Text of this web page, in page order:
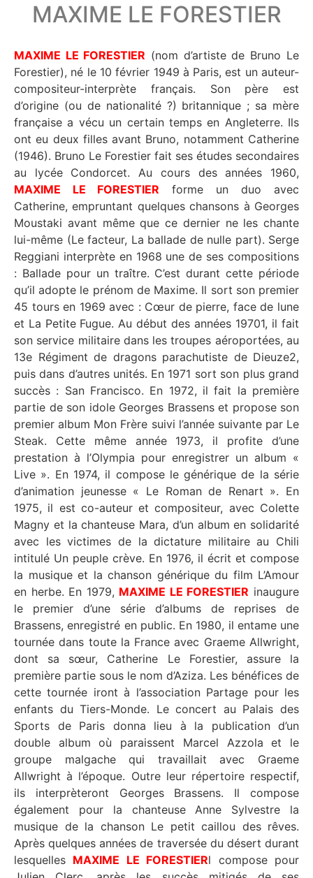
MAXIME LE FORESTIER
MAXIME LE FORESTIER (nom d’artiste de Bruno Le
Forestier), né le 10 février 1949 à Paris, est un auteur-
compositeur-interprète français. Son père est
d’origine (ou de nationalité ?) britannique ; sa mère
française a vécu un certain temps en Angleterre. Ils
ont eu deux filles avant Bruno, notamment Catherine
(1946). Bruno Le Forestier fait ses études secondaires
au lycée Condorcet. Au cours des années 1960,
MAXIME LE FORESTIER forme un duo avec
Catherine, empruntant quelques chansons à Georges
Moustaki avant même que ce dernier ne les chante
lui-même (Le facteur, La ballade de nulle part). Serge
Reggiani interprète en 1968 une de ses compositions
: Ballade pour un traître. C’est durant cette période
qu’il adopte le prénom de Maxime. Il sort son premier
45 tours en 1969 avec : Cœur de pierre, face de lune
et La Petite Fugue. Au début des années 19701, il fait
son service militaire dans les troupes aéroportées, au
13e Régiment de dragons parachutiste de Dieuze2,
puis dans d’autres unités. En 1971 sort son plus grand
succès : San Francisco. En 1972, il fait la première
partie de son idole Georges Brassens et propose son
premier album Mon Frère suivi l’année suivante par Le
Steak. Cette même année 1973, il profite d’une
prestation à l’Olympia pour enregistrer un album «
Live ». En 1974, il compose le générique de la série
d’animation jeunesse « Le Roman de Renart ». En
1975, il est co-auteur et compositeur, avec Colette
Magny et la chanteuse Mara, d’un album en solidarité
avec les victimes de la dictature militaire au Chili
intitulé Un peuple crève. En 1976, il écrit et compose
la musique et la chanson générique du film L’Amour
en herbe. En 1979, MAXIME LE FORESTIER inaugure
le premier d’une série d’albums de reprises de
Brassens, enregistré en public. En 1980, il entame une
tournée dans toute la France avec Graeme Allwright,
dont sa sœur, Catherine Le Forestier, assure la
première partie sous le nom d’Aziza. Les bénéfices de
cette tournée iront à l’association Partage pour les
enfants du Tiers-Monde. Le concert au Palais des
Sports de Paris donna lieu à la publication d’un
double album où paraissent Marcel Azzola et le
groupe malgache qui travaillait avec Graeme
Allwright à l’époque. Outre leur répertoire respectif,
ils interprèteront Georges Brassens. Il compose
également pour la chanteuse Anne Sylvestre la
musique de la chanson Le petit caillou des rêves.
Après quelques années de traversée du désert durant
lesquelles MAXIME LE FORESTIERl compose pour